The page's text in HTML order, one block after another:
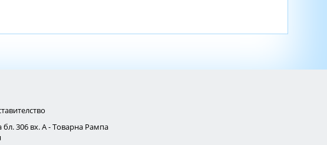
306 вх. А - Товарна Рампа